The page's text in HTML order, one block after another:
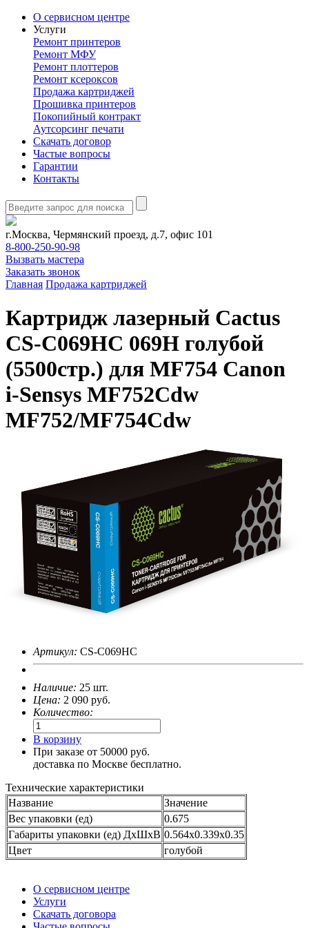
О сервисном центре
Услуги
Ремонт принтеров
Ремонт МФУ
Ремонт плоттеров
Ремонт ксероксов
Продажа картриджей
Прошивка принтеров
Покопийный контракт
Аутсорсинг печати
Скачать договор
Частые вопросы
Гарантии
Контакты
г.Москва, Чермянский проезд, д.7, офис 101
8-800-250-90-98
Вызвать мастера
Заказать звонок
Главная Продажа картриджей
Картридж лазерный Cactus
CS-C069HC 069H голубой
(5500стр.) для MF754 Canon
i-Sensys MF752Cdw
MF752/MF754Cdw
Артикул: CS-C069HC
Наличие: 25 шт.
Цена: 2 090 руб.
Количество:
В корзину
При заказе от 50000 руб.
доставка по Москве бесплатно.
Технические характеристики
Название
Значение
Вес упаковки (ед)
0.675
Габариты упаковки (ед) ДхШхВ 0.564x0.339x0.35
Цвет
голубой
О сервисном центре
Услуги
Скачать договора